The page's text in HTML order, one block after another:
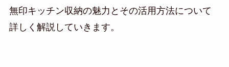
無印キッチン収納の魅力とその活用方法について
詳しく解説していきます。